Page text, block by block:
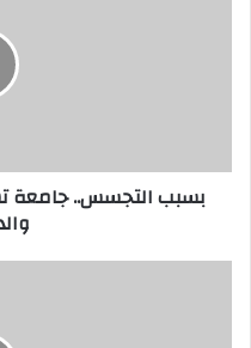
بسبب التجسس.. جامعة